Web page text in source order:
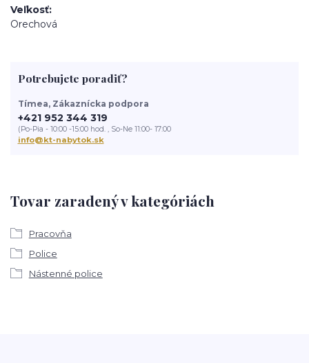
Veľkosť
Orechová
Tovar zaradený v kategóriách
Pracovňa
Police
Nástenné police
Potrebujete poradiť?
Tímea, Zákaznícka podpora
+421 952 344 319
(Po-Pia - 10:00 -15:00 hod. , So-Ne 11:00- 17:00
info@kt-nabytok.sk